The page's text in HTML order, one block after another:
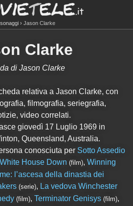
Jason Clarke
Clarke
di Jason Clarke
relativa a Jason Clarke, con
filmografia, seriegrafia,
video correlati.
giovedì 17 Luglio 1969 in
Queensland, Australia.
conosciuta per Sotto Assedio
House Down (film),Winning
l’ascesa della dinastia dei
(serie), La vedova Winchester
(film), Terminator Genisys (film),